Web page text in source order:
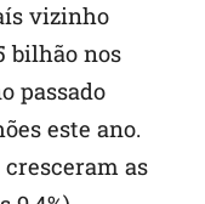
vizinho
bilhão nos
passado
este ano.
as